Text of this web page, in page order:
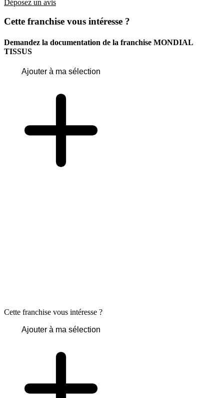
Déposez un avis
Cette franchise vous intéresse ?
Demandez la documentation de la franchise MONDIAL
TISSUS
Ajouter à ma sélection
Cette franchise vous intéresse ?
Ajouter à ma sélection